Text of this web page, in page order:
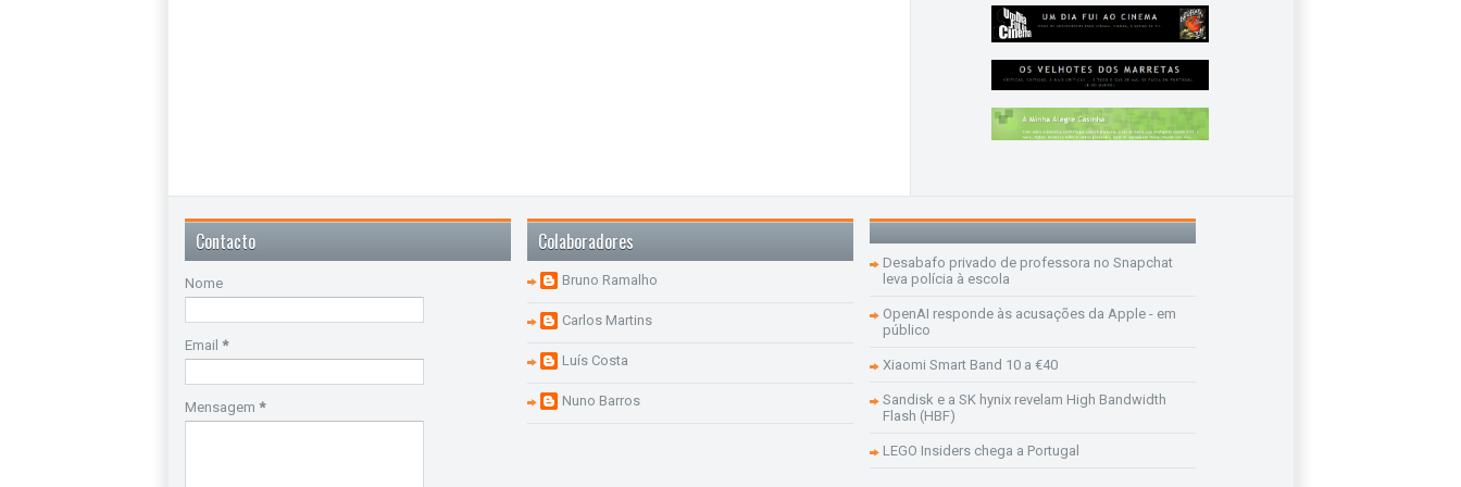
Contacto
Nome
Email *
Mensagem *
Colaboradores
Bruno Ramalho
Carlos Martins
Luís Costa
Nuno Barros
Desabafo privado de professora no Snapchat
leva polícia à escola
OpenAI responde às acusações da Apple - em
público
Xiaomi Smart Band 10 a €40
Sandisk e a SK hynix revelam High Bandwidth
Flash (HBF)
LEGO Insiders chega a Portugal